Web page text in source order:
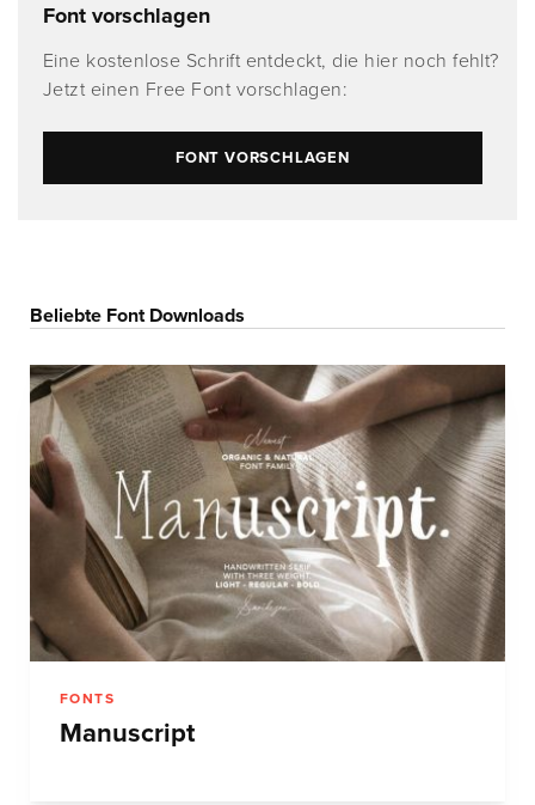
Font vorschlagen
Eine kostenlose Schrift entdeckt, die hier noch fehlt?
Jetzt einen Free Font vorschlagen:
FONT VORSCHLAGEN
Beliebte Font Downloads
FONTS
Manuscript